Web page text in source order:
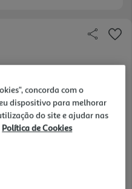
concorda com o
dispositivo para melhorar
do site e ajudar nas
Política de Cookies